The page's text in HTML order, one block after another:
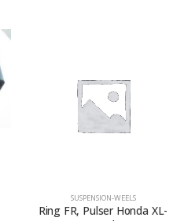
SUSPENSION-WEELS
Ring FR, Pulser Honda XL-